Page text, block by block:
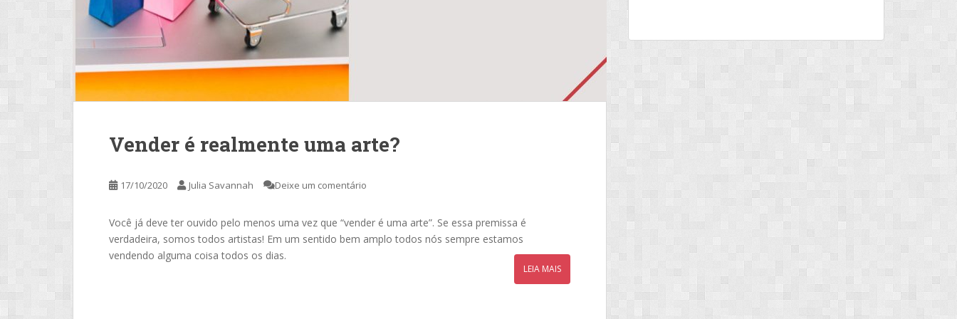
Vender é realmente uma arte?
17/10/2020 Julia Savannah Deixe um comentário
Você já deve ter ouvido pelo menos uma vez que “vender é uma arte”. Se essa premissa é
verdadeira, somos todos artistas! Em um sentido bem amplo todos nós sempre estamos
vendendo alguma coisa todos os dias.
LEIA MAIS